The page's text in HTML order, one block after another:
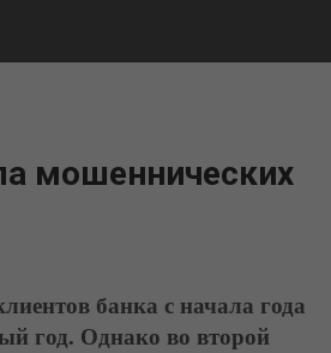
мошеннических
банка с начала года
год. Однако во второй